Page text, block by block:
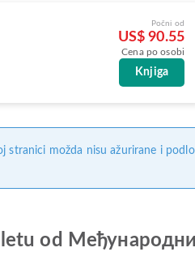
Počni od
US$ 90.55
Cena po osobi
Knjiga
stranici možda nisu ažurirane i
od